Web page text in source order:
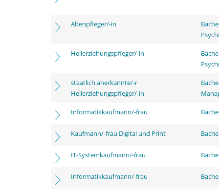
Altenpfleger/-in
Heilerziehungspfleger/-in
staatlich anerkannte/-r
Heilerziehungspfleger/-in
Informatikkaufmann/-frau
Kaufmann/-frau Digital und Print
IT-Systemkaufmann/-frau
Informatikkaufmann/-frau